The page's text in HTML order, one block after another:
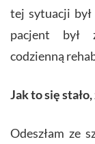
tej sytuacji był
pacjent był
codzienną
Jak to się
Odeszłam ze